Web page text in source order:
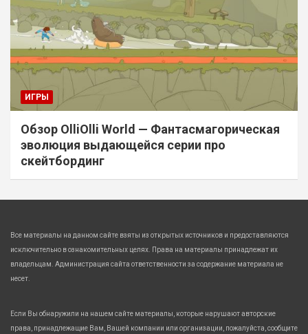
ИГРЫ
Обзор OlliOlli World — Фантасмагорическая
эволюция выдающейся серии про
скейтбординг
Все материалы на данном сайте взяты из открытых источников и предоставляются
исключительно в ознакомительных целях. Права на материалы принадлежат их
владельцам. Администрация сайта ответственности за содержание материала не
несет.
Если Вы обнаружили на нашем сайте материалы, которые нарушают авторские
права, принадлежащие Вам, Вашей компании или организации, пожалуйста, сообщите